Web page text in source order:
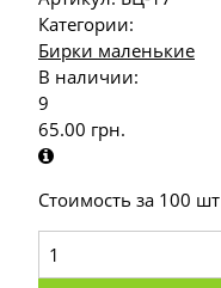
Категории:
Бирки маленькие
В наличии:
9
65.00 грн.
Стоимость за 100 шт